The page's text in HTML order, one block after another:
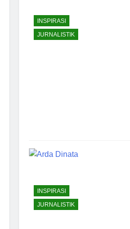
INSPIRASI
JURNALISTIK
INSPIRASI
JURNALISTIK